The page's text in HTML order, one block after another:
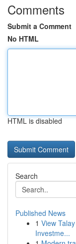
Comments
Submit a Comment
No HTML
HTML is disabled
Search
Published News
1 View
Investme...